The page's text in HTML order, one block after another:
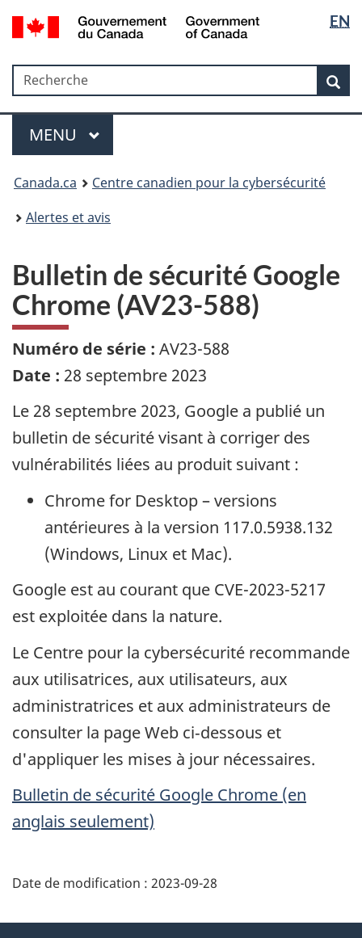
Passer
au
Passer
à
sujet
du
Passer
à
HTML
simplifiée
la
langue
EN
Government
Gouvernement
du
Recherche
Recherche
Menu
MAIN
MENU
Canada.ca
Centre canadien pour la cybersécurité
Alertes et avis
Bulletin de sécurité Google
Chrome (AV23-588)
Numéro de série : AV23-588
Date : 28 septembre 2023
Le 28 septembre 2023, Google a publié un
bulletin de sécurité visant à corriger des
vulnérabilités liées au produit suivant :
Chrome for Desktop– versions
antérieures à la version 117.0.5938.132
(Windows, Linux et Mac).
Google est au courant que CVE-2023-5217
est exploitée dans la nature.
Le Centre pour la cybersécurité recommande
aux utilisatrices, aux utilisateurs, aux
administratrices et aux administrateurs de
consulter la page Web ci‑dessous et
d'appliquer les mises à jour nécessaires.
Bulletin de sécurité Google Chrome (en
anglais seulement)
Date de modification : 2023-09-28